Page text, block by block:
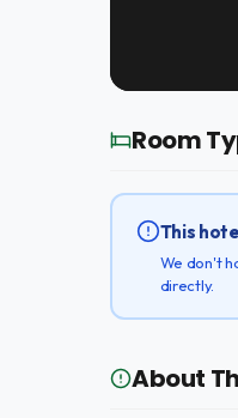
Room
This
We don't
directly.
About